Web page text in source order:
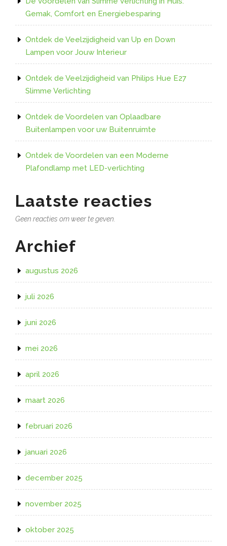
Gemak, Comfort en Energiebesparing
Ontdek de Veelzijdigheid van Up en Down
Lampen voor Jouw Interieur
Ontdek de Veelzijdigheid van Philips Hue E27
Slimme Verlichting
Ontdek de Voordelen van Oplaadbare
Buitenlampen voor uw Buitenruimte
Ontdek de Voordelen van een Moderne
Plafondlamp met LED-verlichting
Laatste reacties
Geen reacties om weer te geven.
Archief
augustus 2026
juli 2026
juni 2026
mei 2026
april 2026
maart 2026
februari 2026
januari 2026
december 2025
november 2025
oktober 2025